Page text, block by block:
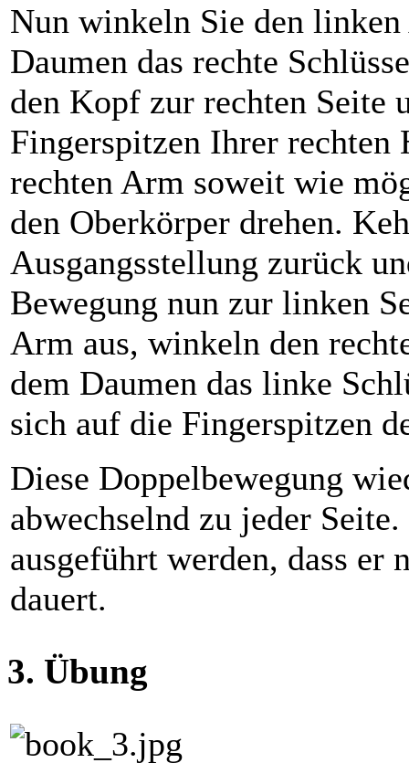
Nun winkeln Sie den
Daumen das rechte
den Kopf zur rechten Seite
Fingerspitzen Ihrer rechten
rechten Arm soweit wie
den Oberkörper drehen.
Ausgangsstellung zurück
Bewegung nun zur linken
Arm aus, winkeln den
dem Daumen das linke
sich auf die Fingerspitzen
Diese Doppelbewegung
abwechselnd zu jeder
ausgeführt werden, dass er
dauert.
3. Übung